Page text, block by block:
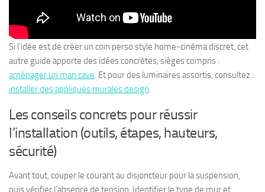
Si l’idée est de créer un coin perso style home-cinéma discret, cet
autre guide apporte des idées concrètes, sièges compris :
aménager un man cave . Et pour des luminaires assortis, consultez :
installer des appliques murales design
Les conseils concrets pour réussir
l’installation (outils, étapes, hauteurs,
sécurité)
Avant tout, couper le courant au disjoncteur pour la suspension,
puis vérifier l’absence de tension. Identifier le type de mur et